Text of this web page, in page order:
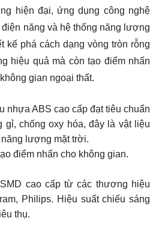
hiện đại, ứng dụng công nghệ
năng và hệ thống năng lượng
kế phá cách dạng vòng tròn rỗng
hiệu quả mà còn tạo điểm nhấn
gian ngoại thất.
nhựa ABS cao cấp đạt tiêu chuẩn
gỉ, chống oxy hóa, đây là vật liệu
lượng mặt trời.
điểm nhấn cho không gian.
cao cấp từ các thương hiệu
Philips. Hiệu suất chiếu sáng
thụ.